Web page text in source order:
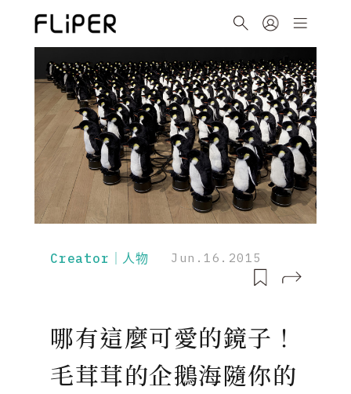
Creator｜人物 Jun.16.2015
哪有這麼可愛的鏡子！
毛茸茸的企鵝海隨你的